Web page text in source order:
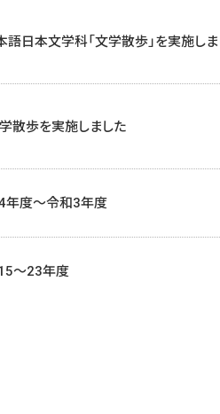
日本文学科「文学散歩」を実施しま
歩を実施しました
年度〜令和3年度
〜23年度